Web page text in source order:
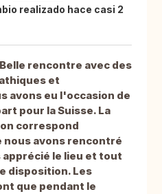
realizado hace casi 2
rencontre avec des
et
avons eu l'occasion de
pour la Suisse. La
correspond
nous avons rencontré
apprécié le lieu et tout
disposition. Les
que pendant le